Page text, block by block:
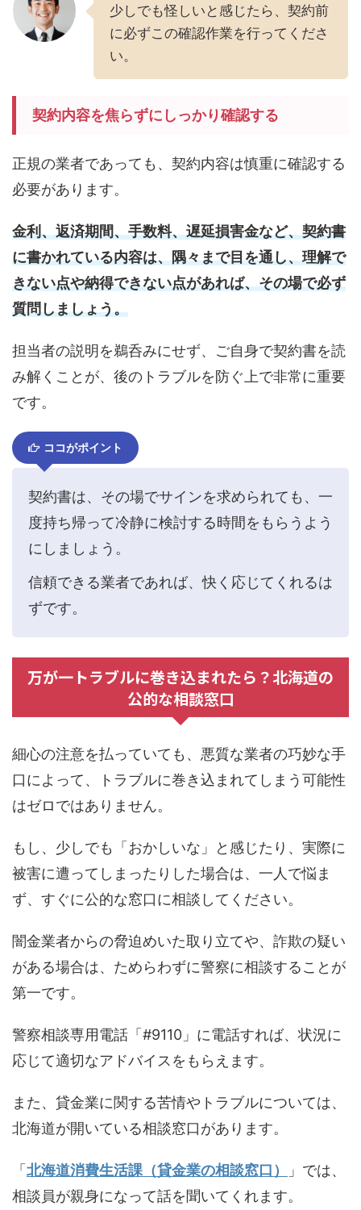
少しでも怪しいと感じたら、契約前
に必ずこの確認作業を行ってくださ
い。
契約内容を焦らずにしっかり確認する
正規の業者であっても、契約内容は慎重に確認する
必要があります。
金利、返済期間、手数料、遅延損害金など、契約書
に書かれている内容は、隅々まで目を通し、理解で
きない点や納得できない点があれば、その場で必ず
質問しましょう。
担当者の説明を鵜呑みにせず、ご自身で契約書を読
み解くことが、後のトラブルを防ぐ上で非常に重要
です。
ココがポイント
契約書は、その場でサインを求められても、一
度持ち帰って冷静に検討する時間をもらうよう
にしましょう。
信頼できる業者であれば、快く応じてくれるは
ずです。
万が一トラブルに巻き込まれたら？北海道の
公的な相談窓口
細心の注意を払っていても、悪質な業者の巧妙な手
口によって、トラブルに巻き込まれてしまう可能性
はゼロではありません。
もし、少しでも「おかしいな」と感じたり、実際に
被害に遭ってしまったりした場合は、一人で悩ま
ず、すぐに公的な窓口に相談してください。
闇金業者からの脅迫めいた取り立てや、詐欺の疑い
がある場合は、ためらわずに警察に相談することが
第一です。
警察相談専用電話「#9110」に電話すれば、状況に
応じて適切なアドバイスをもらえます。
また、貸金業に関する苦情やトラブルについては、
北海道が開いている相談窓口があります。
「 北海道消費生活課（貸金業の相談窓口）
」では、
相談員が親身になって話を聞いてくれます。